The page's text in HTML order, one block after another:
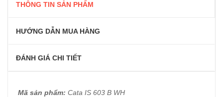
THÔNG TIN SẢN PHẨM
HƯỚNG DẪN MUA HÀNG
ĐÁNH GIÁ CHI TIẾT
Mã sản phẩm: Cata IS 603 B WH